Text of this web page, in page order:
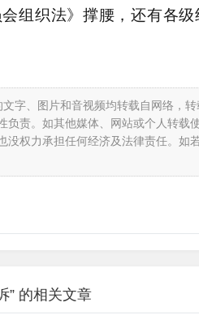
组织法》撑腰，还有各
字、图片和音视频均转载自网络，
负责。如其他媒体、网站或个人转载
没权力承担任何经济及法律责任。如
” 的相关文章